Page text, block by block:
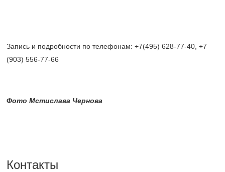
Запись и подробности по телефонам: +7(495) 628-77-40, +7
(903) 556-77-66
Фото Мстислава Чернова
Контакты